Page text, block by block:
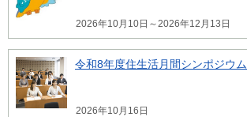
2026年10月10日～2026年12月13日
令和8年度住生活月間シンポジウム
2026年10月16日